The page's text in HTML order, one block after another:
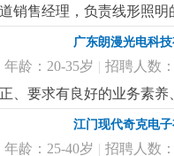
销售经理，负责线形照
经验的优先录用，在其
，抗压能力强，对工作
更详细...
广东朗漫光电科
年龄：20-35岁 | 招聘人数
、要求有良好的业务素
道拓展一年以上工作经
。4、优秀应届毕业生
江门现代奇克电
年龄：25-40岁 | 招聘人数